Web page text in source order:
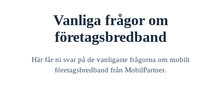
Vanliga frågor om
företagsbredband
Här får ni svar på de vanligaste frågorna om mobilt
företagsbredband från MobilPartner.